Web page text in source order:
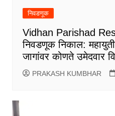
निवडणूक
Vidhan Parishad
निवडणूक निकाल:
जागांवर कोणते उमेदवार
PRAKASH KUMBHAR